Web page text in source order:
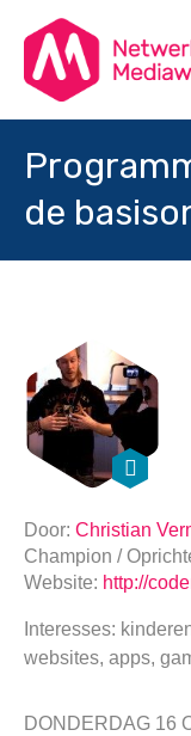
de
Door: Christian
Champion /
Website: http://
Interesses:
websites, apps,
DONDERDAG 16